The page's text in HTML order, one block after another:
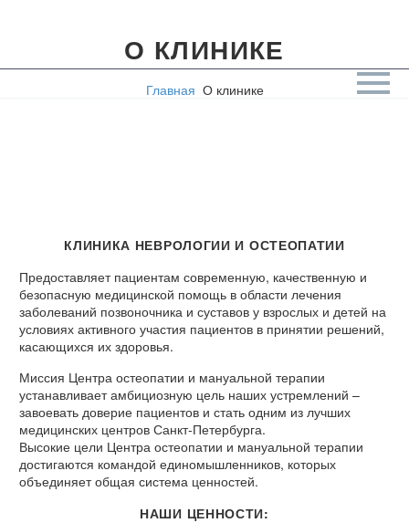
О КЛИНИКЕ
Главная О клинике
КЛИНИКА НЕВРОЛОГИИ И ОСТЕОПАТИИ
Предоставляет пациентам современную, качественную и
безопасную медицинской помощь в области лечения
заболеваний позвоночника и суставов у взрослых и детей на
условиях активного участия пациентов в принятии решений,
касающихся их здоровья.
Миссия Центра остеопатии и мануальной терапии
устанавливает амбициозную цель наших устремлений –
завоевать доверие пациентов и стать одним из лучших
медицинских центров Санкт-Петербурга.
Высокие цели Центра остеопатии и мануальной терапии
достигаются командой единомышленников, которых
объединяет общая система ценностей.
НАШИ ЦЕННОСТИ: